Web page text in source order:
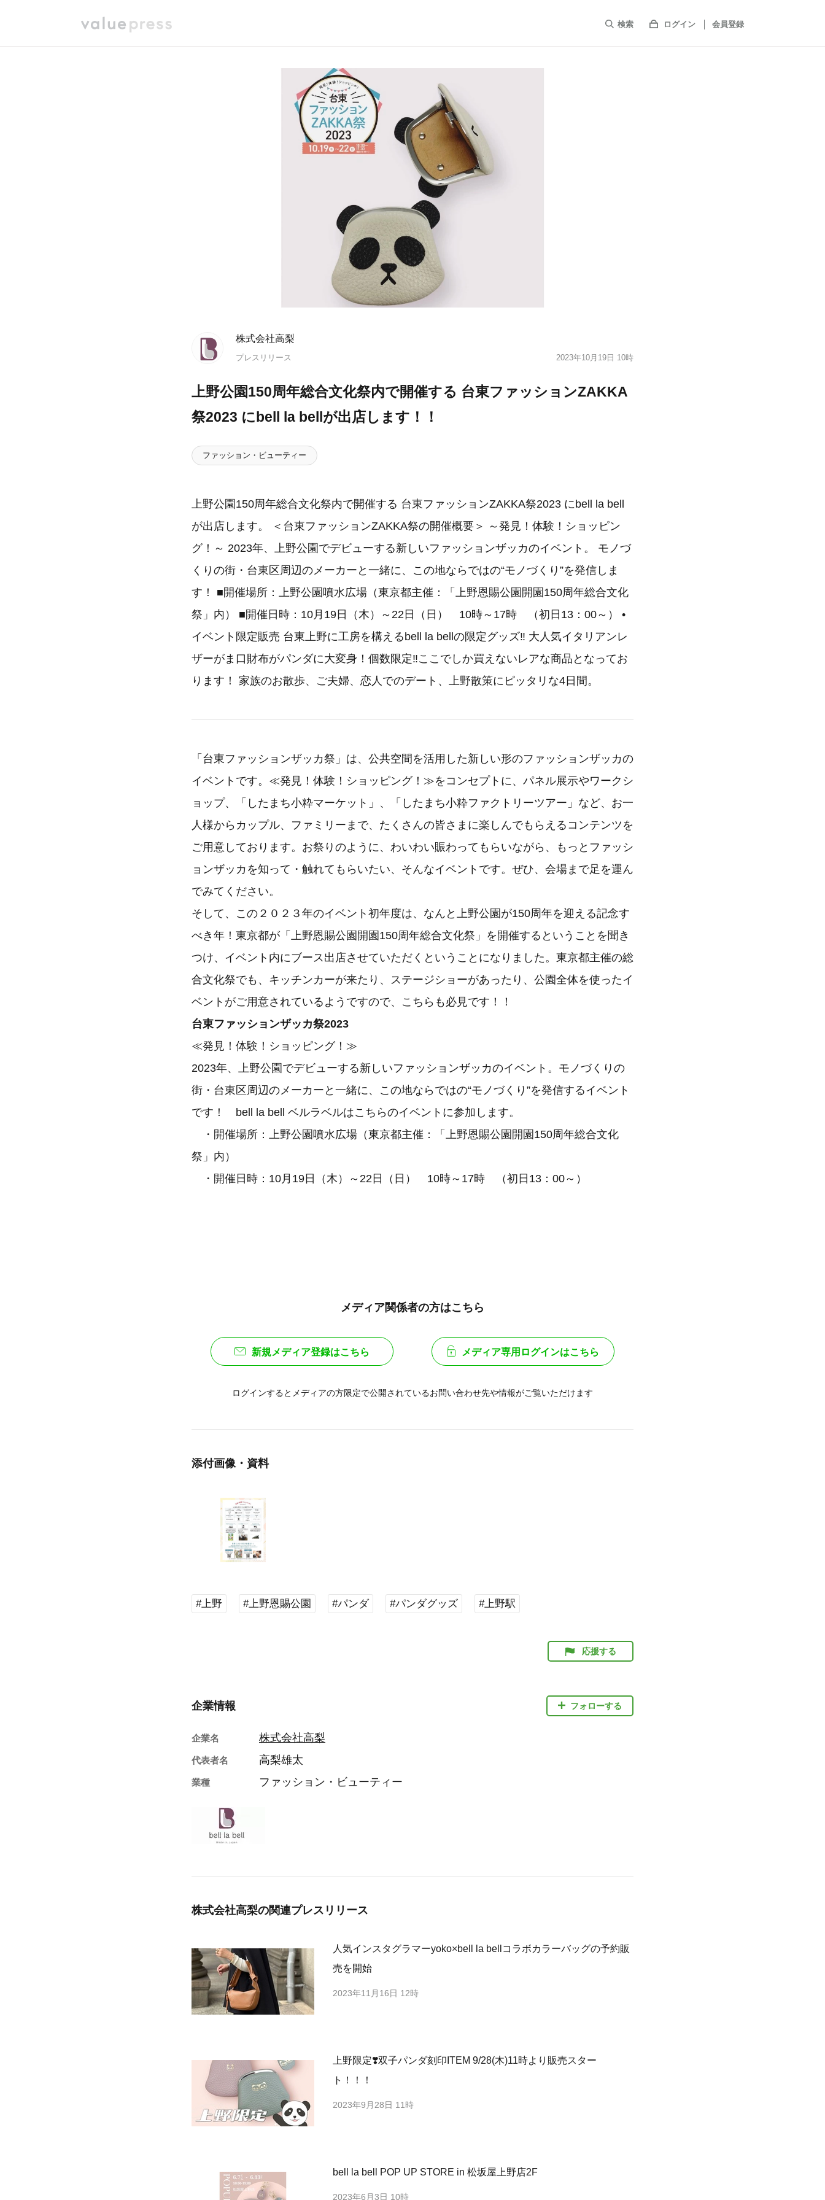
検索 ログイン 会員登録
株式会社高梨
プレスリリース 2023年10月19日 10時
上野公園150周年総合文化祭内で開催する 台東ファッションZAKKA
祭2023 にbell la bellが出店します！！
ファッション・ビューティー
上野公園150周年総合文化祭内で開催する 台東ファッションZAKKA祭2023 にbell la bell
が出店します。 ＜台東ファッションZAKKA祭の開催概要＞ ～発見！体験！ショッピン
グ！～ 2023年、上野公園でデビューする新しいファッションザッカのイベント。 モノづ
くりの街・台東区周辺のメーカーと一緒に、この地ならではの“モノづくり”を発信しま
す！ ■開催場所：上野公園噴水広場（東京都主催：「上野恩賜公園開園150周年総合文化
祭」内） ■開催日時：10月19日（木）～22日（日） 10時～17時 （初日13：00～） •
イベント限定販売 台東上野に工房を構えるbell la bellの限定グッズ‼️ 大人気イタリアンレ
ザーがま口財布がパンダに大変身！個数限定‼️ここでしか買えないレアな商品となってお
ります！ 家族のお散歩、ご夫婦、恋人でのデート、上野散策にピッタリな4日間。
「台東ファッションザッカ祭」は、公共空間を活用した新しい形のファッションザッカの
イベントです。≪発見！体験！ショッピング！≫をコンセプトに、パネル展示やワークシ
ョップ、「したまち小粋マーケット」、「したまち小粋ファクトリーツアー」など、お一
人様からカップル、ファミリーまで、たくさんの皆さまに楽しんでもらえるコンテンツを
ご用意しております。お祭りのように、わいわい賑わってもらいながら、もっとファッシ
ョンザッカを知って・触れてもらいたい、そんなイベントです。ぜひ、会場まで足を運ん
でみてください。
そして、この２０２３年のイベント初年度は、なんと上野公園が150周年を迎える記念す
べき年！東京都が「上野恩賜公園開園150周年総合文化祭」を開催するということを聞き
つけ、イベント内にブース出店させていただくということになりました。東京都主催の総
合文化祭でも、キッチンカーが来たり、ステージショーがあったり、公園全体を使ったイ
ベントがご用意されているようですので、こちらも必見です！！
台東ファッションザッカ祭2023
≪発見！体験！ショッピング！≫
2023年、上野公園でデビューする新しいファッションザッカのイベント。モノづくりの
街・台東区周辺のメーカーと一緒に、この地ならではの“モノづくり”を発信するイベント
です！ bell la bell ベルラベルはこちらのイベントに参加します。
・開催場所：上野公園噴水広場（東京都主催：「上野恩賜公園開園150周年総合文化
祭」内）
・開催日時：10月19日（木）～22日（日） 10時～17時 （初日13：00～）
メディア関係者の方はこちら
新規メディア登録はこちら メディア専用ログインはこちら
ログインするとメディアの方限定で公開されているお問い合わせ先や情報がご覧いただけます
添付画像・資料
#上野 #上野恩賜公園 #パンダ #パンダグッズ #上野駅
応援する
企業情報 フォローする
企業名 株式会社高梨
代表者名 高梨雄太
業種 ファッション・ビューティー
株式会社高梨の関連プレスリリース
人気インスタグラマーyoko×bell la bellコラボカラーバッグの予約販
売を開始
2023年11月16日 12時
上野限定❣️双子パンダ刻印ITEM 9/28(木)11時より販売スター
ト！！！
2023年9月28日 11時
bell la bell POP UP STORE in 松坂屋上野店2F
2023年6月3日 10時